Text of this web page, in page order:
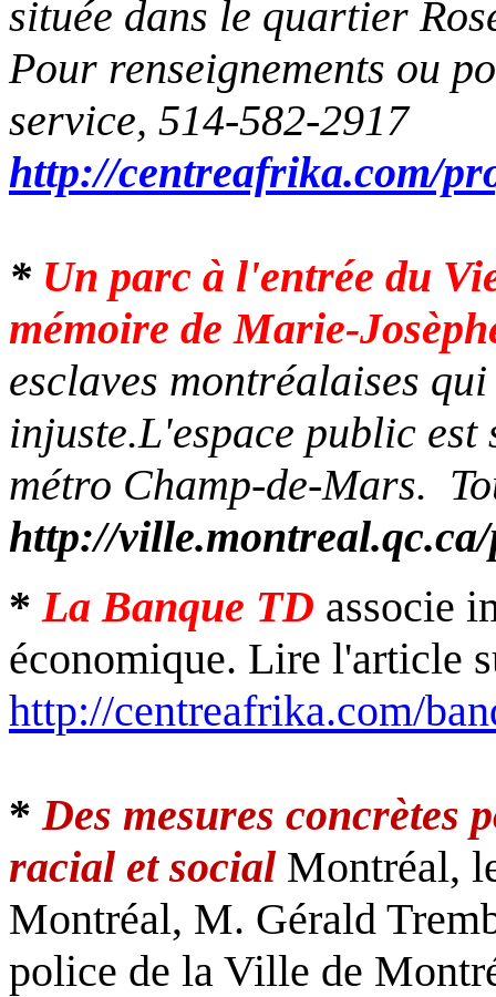
située dans le quartier
Pour renseignements ou
service, 514-582-2917
http://centreafrika.com/
* Un parc à l'entrée du
mémoire de Marie-
esclaves montréalaises
injuste.L'espace public
métro Champ-de-Mars.
http://
*La Banque TD associe
économique. Lire l'article
http://centreafrika.com/
*Des mesures concrètes
racial et social Montréal,
Montréal, M. Gérald
police de la Ville de